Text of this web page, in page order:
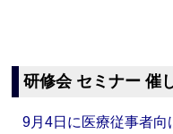
研修会 セミナー 催
9月4日に医療従事者